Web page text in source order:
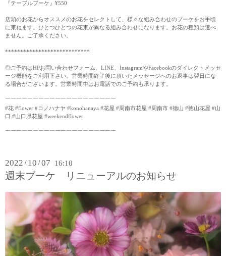
『テーブルブーケ』¥550
店頭のお花からオススメのお花をセレクトして、様々な組み合わせのブーケをお手頃
に束ねます。ひとつひとつの花束が異なる組み合わせになります。お花の種類は選べ
ません。ご了承ください。
****************************
◎ご予約はHPお問い合わせフォーム、LINE、InstagramやFacebookのダイレクトメッセ
ージ機能をご利用下さい。営業時間終了後に頂いたメッセージへのお返事は翌日にな
る場合がございます。営業時間中はお電話でのご予約も承ります。
￣￣￣￣￣￣￣￣￣￣￣￣￣￣￣￣￣￣￣￣
#花 #flower #コノハナヤ #konohanaya #花屋 #周南市花屋 #周南市 #徳山 #徳山花屋 #山
口 #山口県花屋 #weekendflower
￣￣￣￣￣￣￣￣￣￣￣￣￣￣￣￣￣￣￣￣
2022 / 10 /07 16:10
週末ブーケ リニューアルのお知らせ